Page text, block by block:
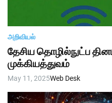
அறிவியல்
தேசிய தொழில்நுட்ப
முக்கியத்துவம்
May 11, 2025Web Desk